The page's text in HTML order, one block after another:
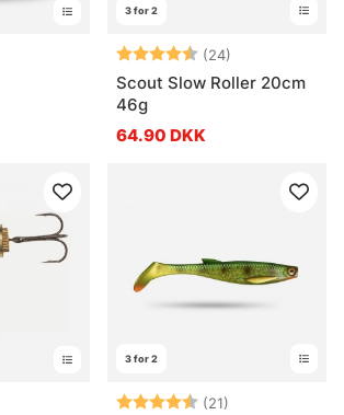
4.7 ud af 5 stjerner
3 for 2
Vurdering: (24)
Scout Slow Roller 20cm
46g
64.90 DKK
3 for 2
Vurdering: (21)